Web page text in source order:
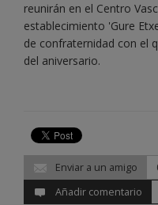
reunirán en el Centro
establecimiento 'Gure
de confraternidad con el
del aniversario.
Enviar a un amigo
Añadir comentario